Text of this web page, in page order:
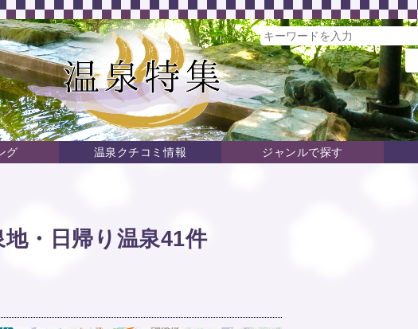
グ 温泉クチコミ情報 ジャンルで探す
・日帰り温泉41件